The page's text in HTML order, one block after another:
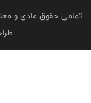
تمامی حقوق مادی و